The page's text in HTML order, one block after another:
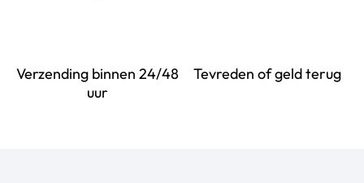
Verzending binnen 24/48
uur
Tevreden of geld terug